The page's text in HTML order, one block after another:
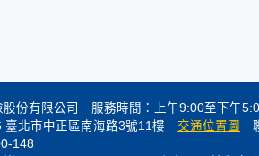
股份有限公司 服務時間：上午9:00至下午
臺北市中正區南海路3號11樓
交通位置圖
148